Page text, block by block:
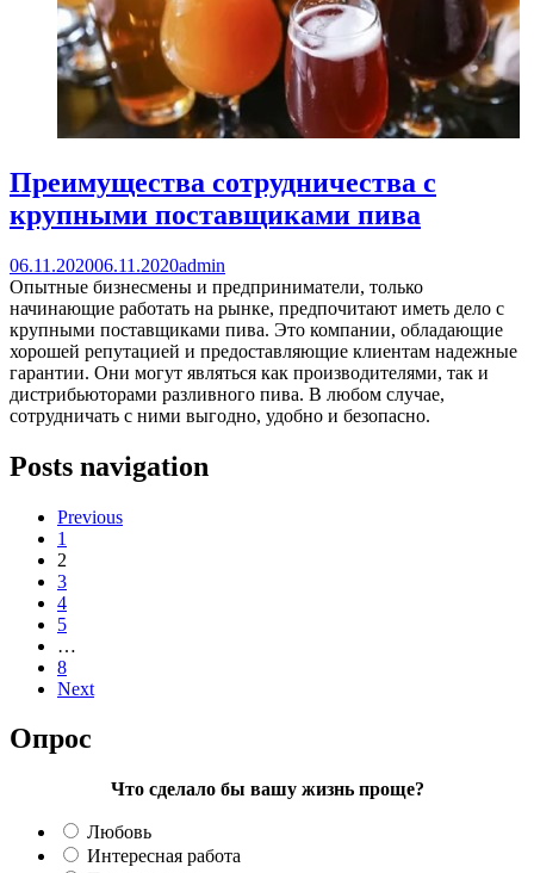
Преимущества сотрудничества с
крупными поставщиками пива
06.11.202006.11.2020admin
Опытные бизнесмены и предприниматели, только
начинающие работать на рынке, предпочитают иметь дело с
крупными поставщиками пива. Это компании, обладающие
хорошей репутацией и предоставляющие клиентам надежные
гарантии. Они могут являться как производителями, так и
дистрибьюторами разливного пива. В любом случае,
сотрудничать с ними выгодно, удобно и безопасно.
Posts navigation
Previous
1
2
3
4
5
…
8
Next
Опрос
Что сделало бы вашу жизнь проще?
Любовь
Интересная работа